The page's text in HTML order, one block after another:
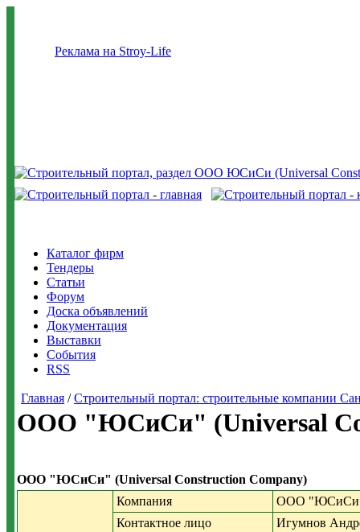
Реклама на Stroy-Life
Каталог фирм
Тендеры
Статьи
Форум
Доска объявлений
Документация
Выставки
События
RSS
Главная /Строительный портал: строительные компании
ООО "ЮСиСи" (Universal
ООО "ЮСиСи" (Universal Construction Company)
Компания
ООО "ЮСиСи"
Контактное лицо
Игумнов